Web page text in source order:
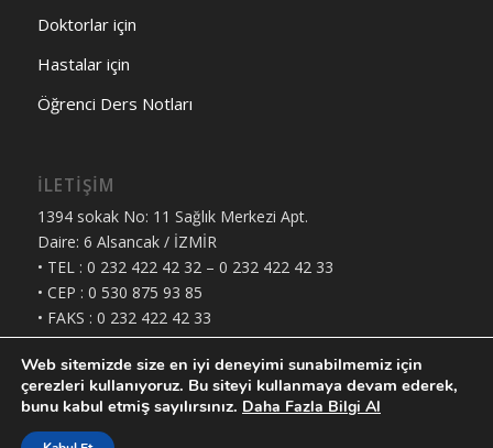
Doktorlar için
Hastalar için
Öğrenci Ders Notları
İLETİŞİM
1394 sokak No: 11 Sağlık Merkezi Apt.
Daire: 6 Alsancak / İZMİR
• TEL : 0 232 422 42 32 – 0 232 422 42 33
• CEP : 0 530 875 93 85
• FAKS : 0 232 422 42 33
• E-MAIL : ali.kokuludag@ege.edu.tr
Tüm Hakları Saklıdır | Ali Kokuludağ - Tasarım |Localveri Dijital
İletişim Çözümleri
Web sitemizde size en iyi deneyimi sunabilmemiz için
çerezleri kullanıyoruz. Bu siteyi kullanmaya devam ederek,
bunu kabul etmiş sayılırsınız. Daha Fazla Bilgi Al